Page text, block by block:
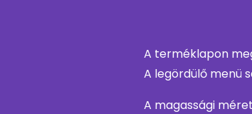
A terméklapon
A legördülő menü
A magassági